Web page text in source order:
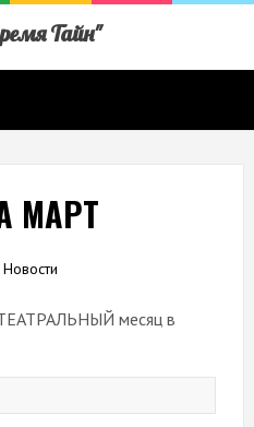
Тайн"
МАРТ
Новости
ТЕАТРАЛЬНЫЙ месяц в